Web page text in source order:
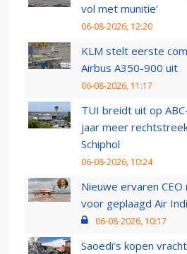
vol met munitie'
06-08-2026, 12:20
KLM stelt eerste
Airbus A350-900 uit
06-08-2026, 11:17
TUI breidt uit op
jaar meer
Schiphol
06-08-2026, 10:24
Nieuwe ervaren
voor geplaagd Air
06-08-2026, 10:17
Saoedi’s kopen